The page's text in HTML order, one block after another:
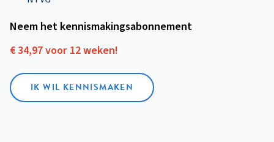
Neem het kennismakings­abonnement
€ 34,97 voor 12 weken!
IK WIL KENNISMAKEN